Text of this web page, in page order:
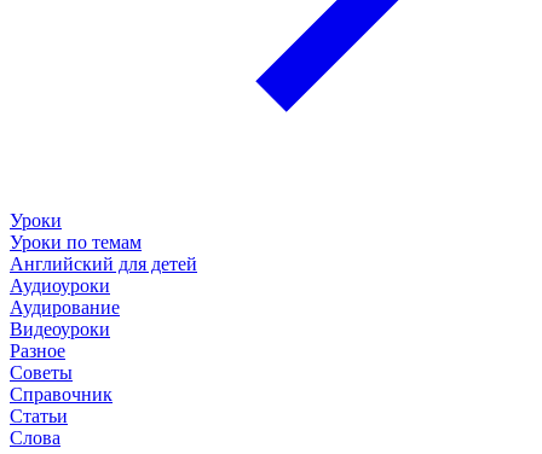
Уроки
Уроки по темам
Английский для детей
Аудиоуроки
Аудирование
Видеоуроки
Разное
Советы
Справочник
Статьи
Слова